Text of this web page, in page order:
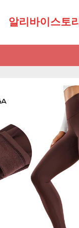
알리바이스토리